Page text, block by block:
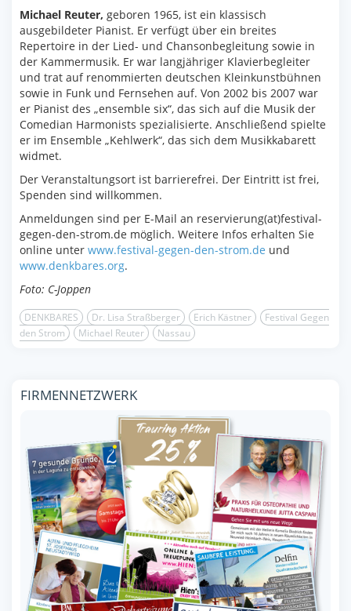
Michael Reuter, geboren 1965, ist ein klassisch
ausgebildeter Pianist. Er verfügt über ein breites
Repertoire in der Lied- und Chansonbegleitung sowie in
der Kammermusik. Er war langjähriger Klavierbegleiter
und trat auf renommierten deutschen Kleinkunstbühnen
sowie in Funk und Fernsehen auf. Von 2002 bis 2007 war
er Pianist des „ensemble six“, das sich auf die Musik der
Comedian Harmonists spezialisierte. Anschließend spielte
er im Ensemble „Kehlwerk“, das sich dem Musikkabarett
widmet.
Der Veranstaltungsort ist barrierefrei. Der Eintritt ist frei,
Spenden sind willkommen.
Anmeldungen sind per E-Mail an reservierung(at)festival-
gegen-den-strom.de möglich. Weitere Infos erhalten Sie
online unter www.festival-gegen-den-strom.de und
www.denkbares.org.
Foto: C-Joppen
DENKBARES Dr. Lisa Straßberger Erich Kästner
Festival Gegen
den Strom
Michael Reuter Nassau
FIRMENNETZWERK